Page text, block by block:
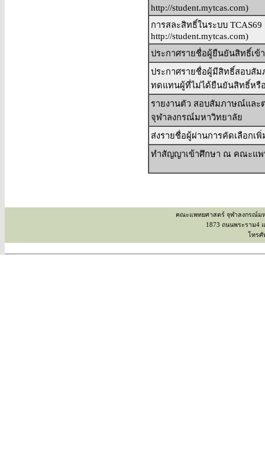
http://student.mytcas.com)
การสละสิทธิ์ในระบบ
http://student.mytcas.com)
ประกาศรายชื่อผู้ยืนยันสิทธิ์เข้
ประกาศรายชื่อผู้มีสิทธิ์สอบสั
ทดแทนผู้ที่ไม่ได้ยืนยันสิทธิ์หรื
รายงานตัว สอบสัมภาษณ์แล
จุฬาลงกรณ์มหาวิทยาลัย
ส่งรายชื่อผู้ผ่านการคัดเลือกเ
ทำสัญญาเข้าศึกษา ณ คณะแพ
คณะแพทยศาสตร์ จุฬาลงกรณ์มห
1873 ถนนพระราม4
โทรศั